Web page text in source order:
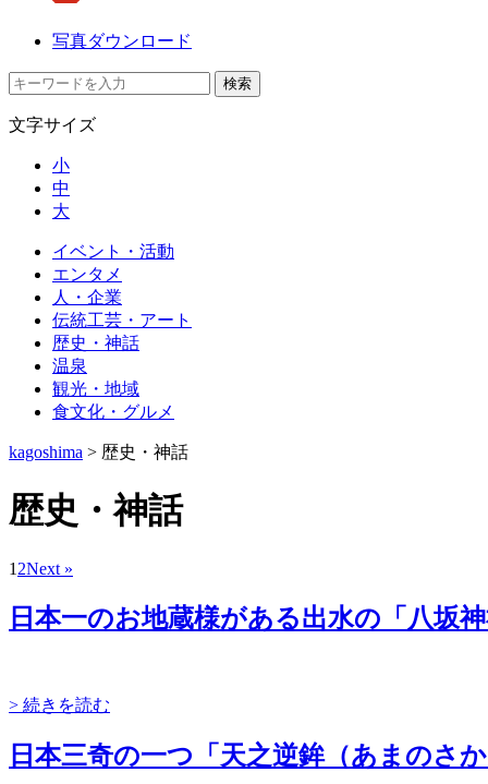
写真ダウンロード
文字サイズ
小
中
大
イベント・活動
エンタメ
人・企業
伝統工芸・アート
歴史・神話
温泉
観光・地域
食文化・グルメ
kagoshima > 歴史・神話
歴史・神話
1 2Next »
日本一のお地蔵様がある出水の「八坂
> 続きを読む
日本三奇の一つ「天之逆鉾（あまのさ